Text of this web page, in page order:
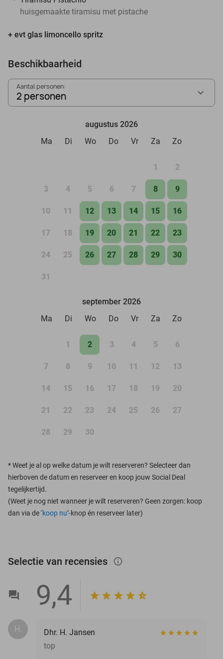
huisgemaakte tiramisu met pistache
+ evt glas limoncello spritz
Beschikbaarheid
Aantal personen:
2 personen
augustus 2026
Ma
Di Wo Do Vr Za Zo
1 2
3 4 5 6 7 8 9
10 11 12 13 14 15 16
17 18 19 20 21 22 23
24 25 26 27 28 29 30
31
september 2026
Ma
Di Wo Do Vr Za Zo
1 2 3 4 5 6
7 8 9 10 11 12 13
14 15 16 17 18 19 20
21 22 23 24 25 26 27
28 29 30
*Weet je al op welke datum je wilt reserveren? Selecteer dan
hierboven de datum en reserveer en koop jouw Social Deal
tegelijkertijd.
(Weet je nog niet wanneer je wilt reserveren? Geen zorgen: koop
dan via de ‘koop nu’-knop én reserveer later)
Selectie van recensies info_outlined
9,4
H.
Dhr. H. Jansen
top